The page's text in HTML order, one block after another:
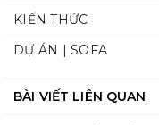
KIẾN THỨC
DỰ ÁN | SOFA
BÀI VIẾT LIÊN QUAN